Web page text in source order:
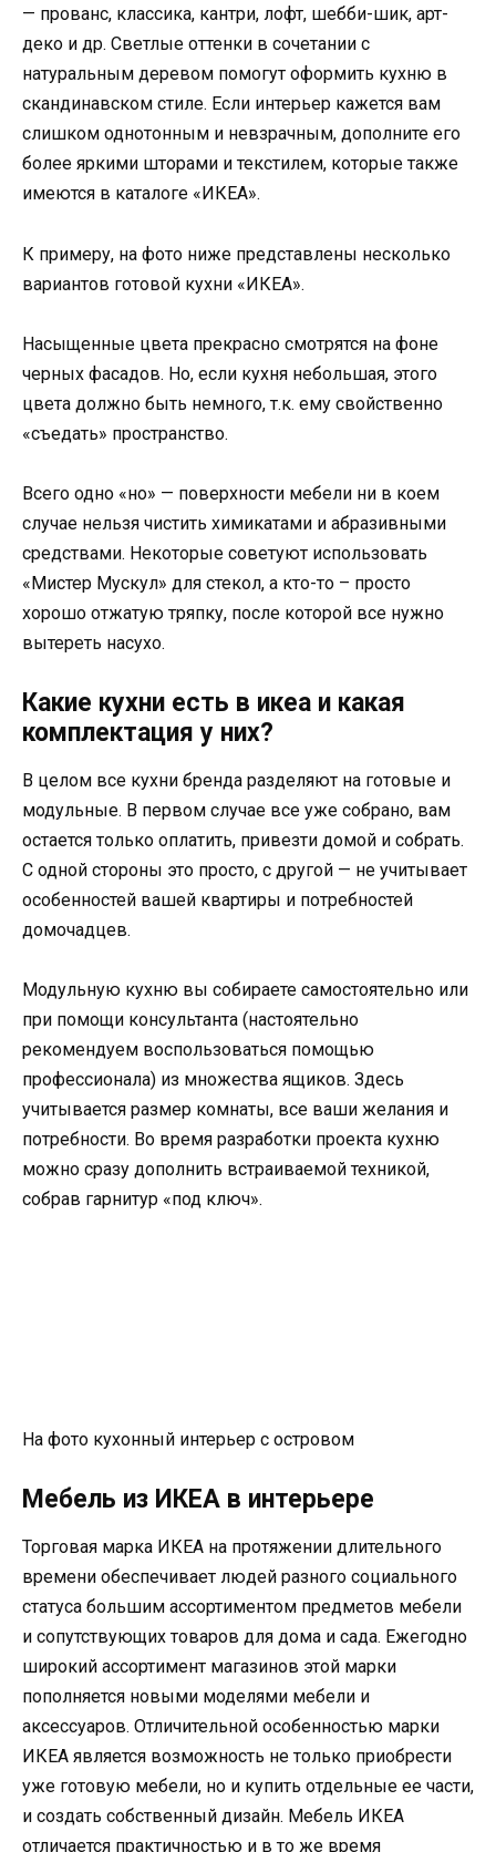
— прованс, классика, кантри, лофт, шебби-шик, арт-
деко и др. Светлые оттенки в сочетании с
натуральным деревом помогут оформить кухню в
скандинавском стиле. Если интерьер кажется вам
слишком однотонным и невзрачным, дополните его
более яркими шторами и текстилем, которые также
имеются в каталоге «ИКЕА».
К примеру, на фото ниже представлены несколько
вариантов готовой кухни «ИКЕА».
Насыщенные цвета прекрасно смотрятся на фоне
черных фасадов. Но, если кухня небольшая, этого
цвета должно быть немного, т.к. ему свойственно
«съедать» пространство.
Всего одно «но» — поверхности мебели ни в коем
случае нельзя чистить химикатами и абразивными
средствами. Некоторые советуют использовать
«Мистер Мускул» для стекол, а кто-то – просто
хорошо отжатую тряпку, после которой все нужно
вытереть насухо.
Какие кухни есть в икеа и какая
комплектация у них?
В целом все кухни бренда разделяют на готовые и
модульные. В первом случае все уже собрано, вам
остается только оплатить, привезти домой и собрать.
С одной стороны это просто, с другой — не учитывает
особенностей вашей квартиры и потребностей
домочадцев.
Модульную кухню вы собираете самостоятельно или
при помощи консультанта (настоятельно
рекомендуем воспользоваться помощью
профессионала) из множества ящиков. Здесь
учитывается размер комнаты, все ваши желания и
потребности. Во время разработки проекта кухню
можно сразу дополнить встраиваемой техникой,
собрав гарнитур «под ключ».
На фото кухонный интерьер с островом
Мебель из ИКЕА в интерьере
Торговая марка ИКЕА на протяжении длительного
времени обеспечивает людей разного социального
статуса большим ассортиментом предметов мебели
и сопутствующих товаров для дома и сада. Ежегодно
широкий ассортимент магазинов этой марки
пополняется новыми моделями мебели и
аксессуаров. Отличительной особенностью марки
ИКЕА является возможность не только приобрести
уже готовую мебели, но и купить отдельные ее части,
и создать собственный дизайн. Мебель ИКЕА
отличается практичностью и в то же время